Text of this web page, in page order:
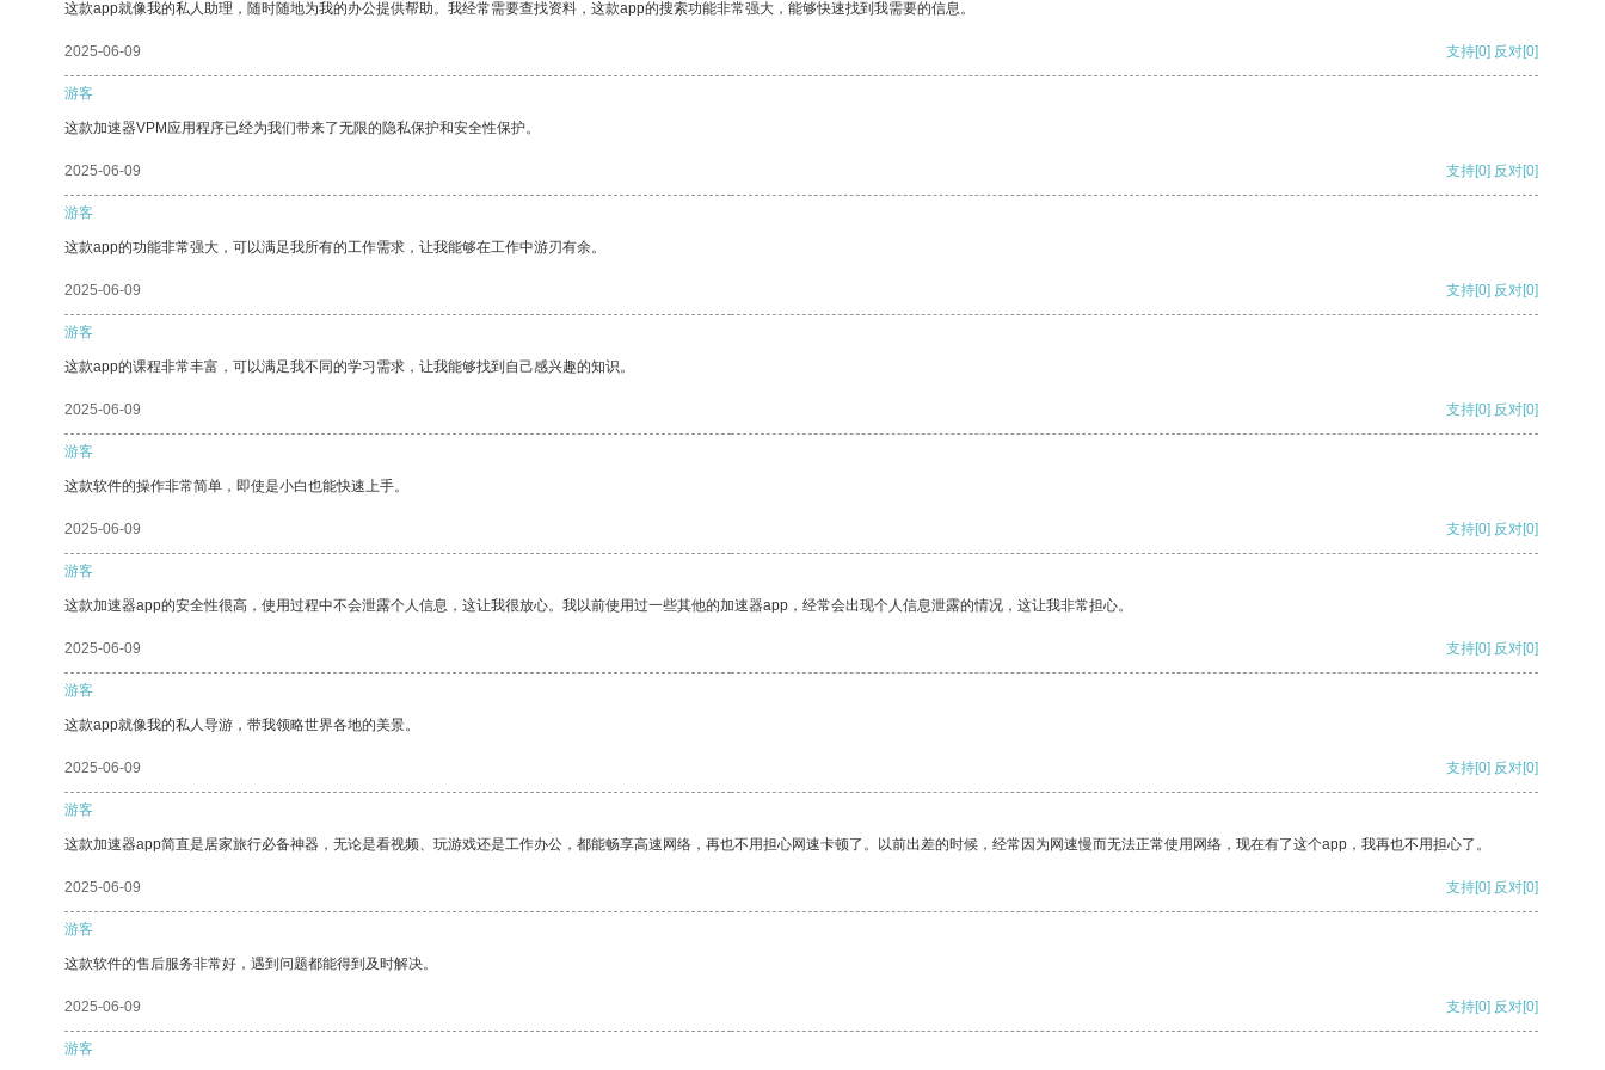
这款app就像我的私人助理，随时随地为我的办公提供帮助。我经常需要查找资料，这款app的搜索功能非常强大，能够快速找到我需要的信息。
2025-06-09 支持[0] 反对[0]
游客
这款加速器VPM应用程序已经为我们带来了无限的隐私保护和安全性保护。
2025-06-09 支持[0] 反对[0]
游客
这款app的功能非常强大，可以满足我所有的工作需求，让我能够在工作中游刃有余。
2025-06-09 支持[0] 反对[0]
游客
这款app的课程非常丰富，可以满足我不同的学习需求，让我能够找到自己感兴趣的知识。
2025-06-09 支持[0] 反对[0]
游客
这款软件的操作非常简单，即使是小白也能快速上手。
2025-06-09 支持[0] 反对[0]
游客
这款加速器app的安全性很高，使用过程中不会泄露个人信息，这让我很放心。我以前使用过一些其他的加速器app，经常会出现个人信息泄露的情况，这让我非常担心。
2025-06-09 支持[0] 反对[0]
游客
这款app就像我的私人导游，带我领略世界各地的美景。
2025-06-09 支持[0] 反对[0]
游客
这款加速器app简直是居家旅行必备神器，无论是看视频、玩游戏还是工作办公，都能畅享高速网络，再也不用担心网速卡顿了。以前出差的时候，经常因为网速慢而无法正常使用网络，现在有了这个app，我再也不用担心了。
2025-06-09 支持[0] 反对[0]
游客
这款软件的售后服务非常好，遇到问题都能得到及时解决。
2025-06-09 支持[0] 反对[0]
游客